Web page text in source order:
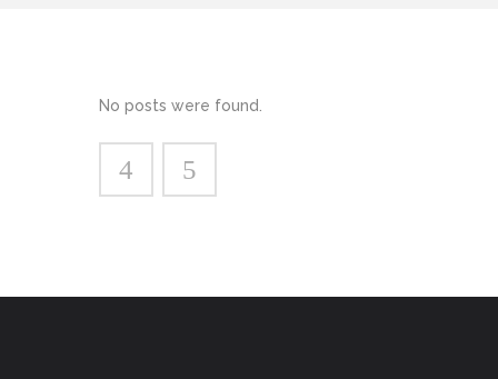
No posts were found.